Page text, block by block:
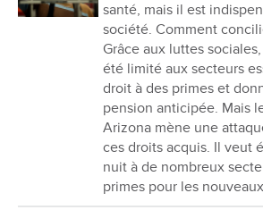
santé, mais il est
société. Comment
Grâce aux luttes
été limité aux secteurs
droit à des primes et
pension anticipée. Mais
Arizona mène une
ces droits acquis. Il veut
nuit à de nombreux
primes pour les